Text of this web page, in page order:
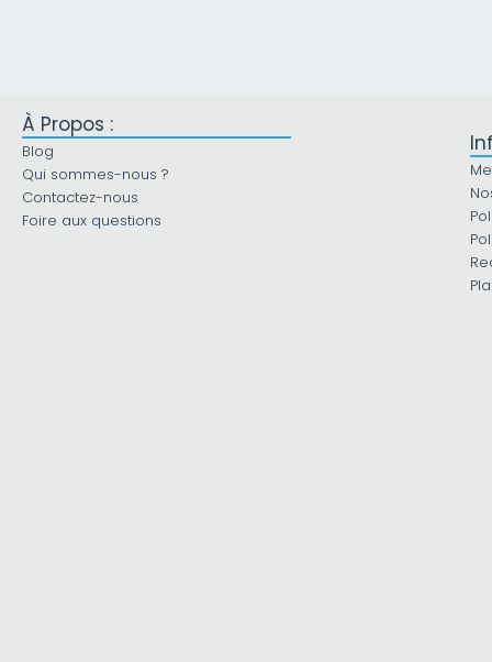
À Propos :
Blog
Qui sommes-nous ?
Contactez-nous
Foire aux questions